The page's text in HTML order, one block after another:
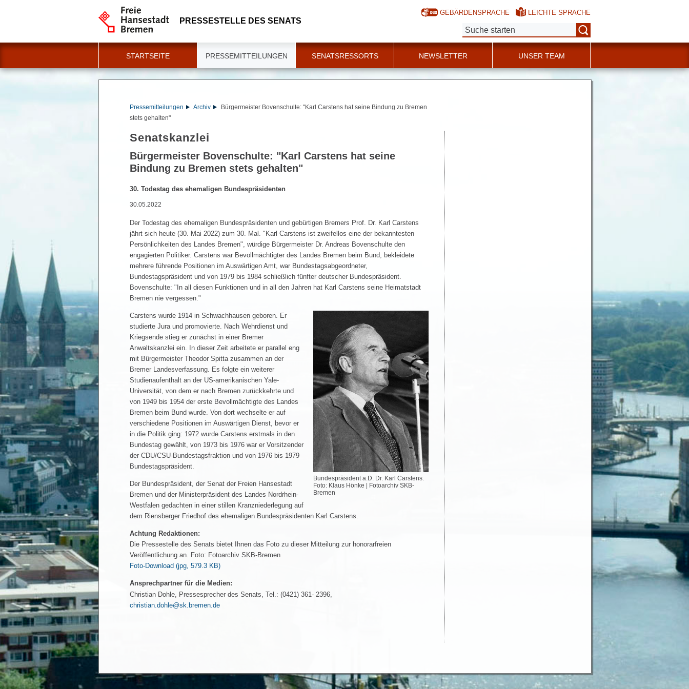
PRESSESTELLE DES SENATS
GEBÄRDENSPRACHE
LEICHTE SPRACHE
Suche:
STARTSEITE PRESSEMITTEILUNGEN SENATSRESSORTS NEWSLETTER UNSER TEAM
Pressemitteilungen Archiv
Bürgermeister Bovenschulte: "Karl Carstens hat seine Bindung zu Bremen
stets gehalten"
Senatskanzlei
Bürgermeister Bovenschulte: "Karl Carstens hat seine
Bindung zu Bremen stets gehalten"
30. Todestag des ehemaligen Bundespräsidenten
30.05.2022
Der Todestag des ehemaligen Bundespräsidenten und gebürtigen Bremers Prof. Dr. Karl Carstens
jährt sich heute (30. Mai 2022) zum 30. Mal. "Karl Carstens ist zweifellos eine der bekanntesten
Persönlichkeiten des Landes Bremen", würdige Bürgermeister Dr. Andreas Bovenschulte den
engagierten Politiker. Carstens war Bevollmächtigter des Landes Bremen beim Bund, bekleidete
mehrere führende Positionen im Auswärtigen Amt, war Bundestagsabgeordneter,
Bundestagspräsident und von 1979 bis 1984 schließlich fünfter deutscher Bundespräsident.
Bovenschulte: "In all diesen Funktionen und in all den Jahren hat Karl Carstens seine Heimatstadt
Bremen nie vergessen."
Bundespräsident a.D. Dr. Karl Carstens.
Foto: Klaus Hönke | Fotoarchiv SKB-
Bremen
Carstens wurde 1914 in Schwachhausen geboren. Er
studierte Jura und promovierte. Nach Wehrdienst und
Kriegsende stieg er zunächst in einer Bremer
Anwaltskanzlei ein. In dieser Zeit arbeitete er parallel eng
mit Bürgermeister Theodor Spitta zusammen an der
Bremer Landesverfassung. Es folgte ein weiterer
Studienaufenthalt an der US-amerikanischen Yale-
Universität, von dem er nach Bremen zurückkehrte und
von 1949 bis 1954 der erste Bevollmächtigte des Landes
Bremen beim Bund wurde. Von dort wechselte er auf
verschiedene Positionen im Auswärtigen Dienst, bevor er
in die Politik ging: 1972 wurde Carstens erstmals in den
Bundestag gewählt, von 1973 bis 1976 war er Vorsitzender
der CDU/CSU-Bundestagsfraktion und von 1976 bis 1979
Bundestagspräsident.
Der Bundespräsident, der Senat der Freien Hansestadt
Bremen und der Ministerpräsident des Landes Nordrhein-
Westfalen gedachten in einer stillen Kranzniederlegung auf
dem Riensberger Friedhof des ehemaligen Bundespräsidenten Karl Carstens.
Achtung Redaktionen:
Die Pressestelle des Senats bietet Ihnen das Foto zu dieser Mitteilung zur honorarfreien
Veröffentlichung an. Foto: Fotoarchiv SKB-Bremen
Foto-Download (jpg, 579.3 KB)
Ansprechpartner für die Medien:
Christian Dohle, Pressesprecher des Senats, Tel.: (0421) 361- 2396,
christian.dohle@sk.bremen.de